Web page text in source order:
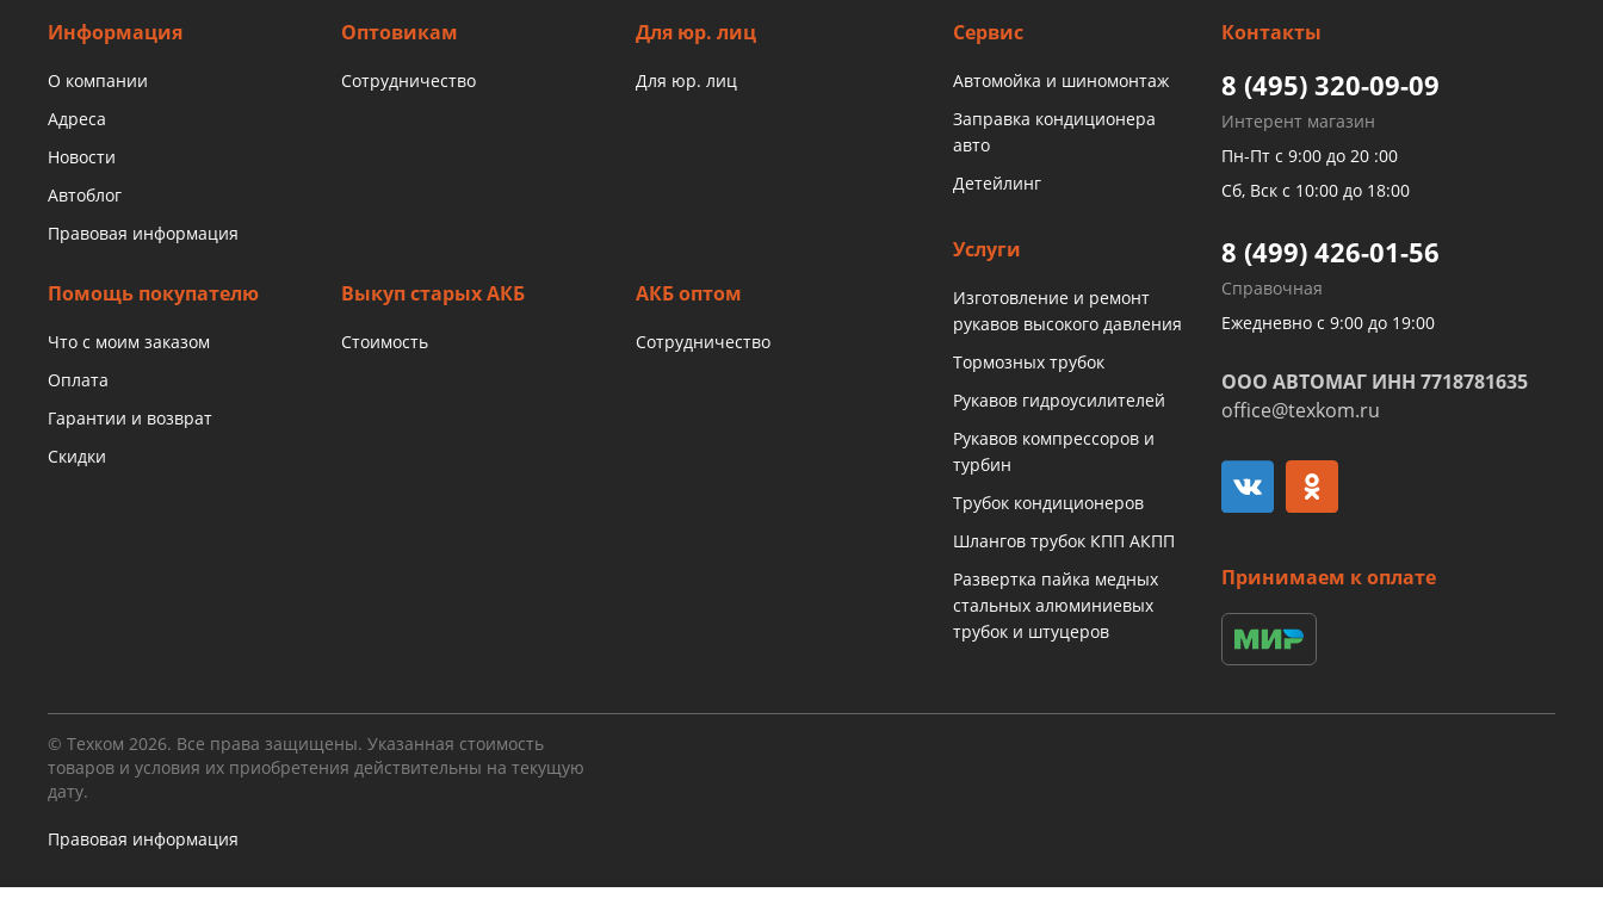
Информация
О компании
Адреса
Новости
Автоблог
Правовая информация
Оптовикам
Сотрудничество
Для юр. лиц
Для юр. лиц
Помощь покупателю
Что с моим заказом
Оплата
Гарантии и возврат
Скидки
Выкуп старых АКБ
Стоимость
АКБ оптом
Сотрудничество
Сервис
Автомойка и шиномонтаж
Заправка кондиционера
авто
Детейлинг
Услуги
Изготовление и ремонт
рукавов высокого давления
Тормозных трубок
Рукавов гидроусилителей
Рукавов компрессоров и
турбин
Трубок кондиционеров
Шлангов трубок КПП АКПП
Развертка пайка медных
стальных алюминиевых
трубок и штуцеров
Контакты
8 (495) 320-09-09
Интерент магазин
Пн-Пт с 9:00 до 20 :00
Сб, Вск с 10:00 до 18:00
8 (499) 426-01-56
Справочная
Ежедневно с 9:00 до 19:00
ООО АВТОМАГ ИНН 7718781635
office@texkom.ru
Принимаем к оплате
© Техком 2026. Все права защищены. Указанная стоимость
товаров и условия их приобретения действительны на текущую
дату.
Правовая информация